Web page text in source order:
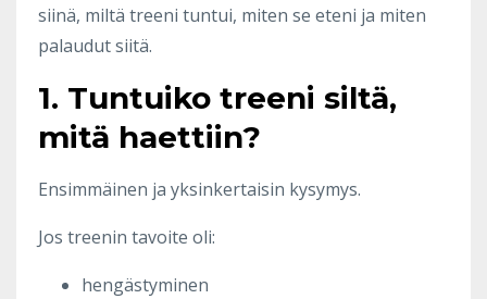
siinä, miltä treeni tuntui, miten se eteni ja miten
palaudut siitä.
1. Tuntuiko treeni siltä,
mitä haettiin?
Ensimmäinen ja yksinkertaisin kysymys.
Jos treenin tavoite oli:
hengästyminen